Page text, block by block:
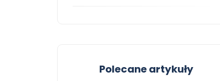
Polecane artykuły